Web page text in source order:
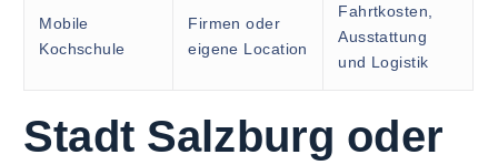
Mobile
Kochschule
Firmen oder
eigene Location
Fahrtkosten,
Ausstattung
und Logistik
Stadt Salzburg oder